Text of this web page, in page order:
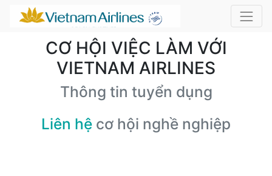
CƠ HỘI VIỆC LÀM VỚI
VIETNAM AIRLINES
Thông tin tuyển dụng
Liên hệ cơ hội nghề nghiệp